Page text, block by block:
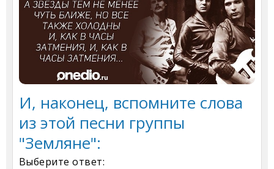
И, наконец, вспомните слова
из этой песни группы
"Земляне":
Выберите ответ: